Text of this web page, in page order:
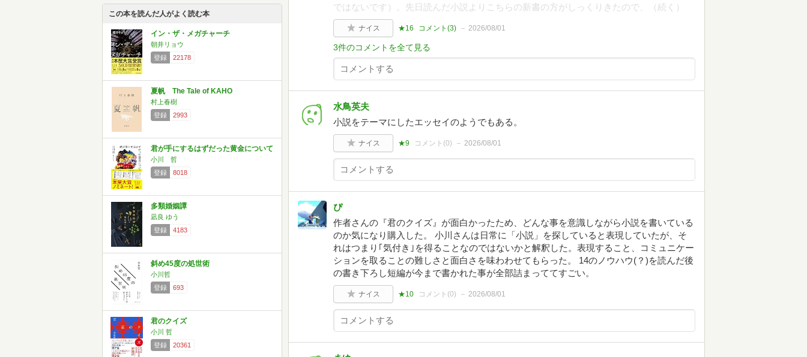
この本を読んだ人がよく読む本
イン・ザ・メガチャーチ
朝井リョウ
登録
22178
夏帆 The Tale of KAHO
村上春樹
登録
2993
君が手にするはずだった黄金について
小川 哲
登録
8018
多類婚姻譚
凪良 ゆう
登録
4183
斜め45度の処世術
小川哲
登録
693
君のクイズ
小川 哲
登録
20361
ではないです）。先日読んだ小説よりこちらの新書の方がしっくりきたので、（続く）
ナイス ★16 コメント(3) 2026/08/01
3件のコメントを全て見る
水鳥英夫
小説をテーマにしたエッセイのようでもある。
ナイス ★9 コメント(0) 2026/08/01
ぴ
作者さんの『君のクイズ』が面白かったため、どんな事を意識しながら小説を書いている
のか気になり購入した。 小川さんは日常に「小説」を探していると表現していたが、そ
れはつまり｢気付き｣を得ることなのではないかと解釈した。表現すること、コミュニケー
ションを取ることの難しさと面白さを味わわせてもらった。 14のノウハウ(？)を読んだ後
の書き下ろし短編が今まで書かれた事が全部詰まっててすごい。
ナイス ★10 コメント(0) 2026/08/01